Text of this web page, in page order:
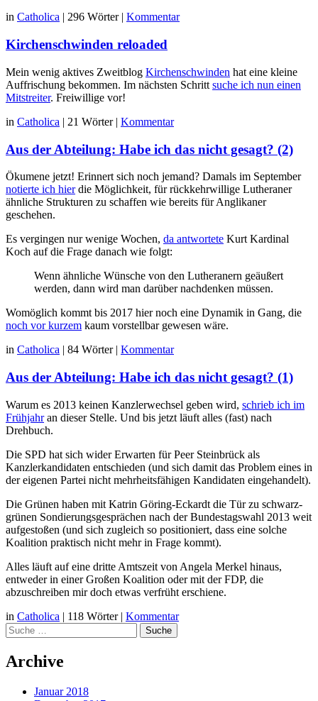
in Catholica 296 Wörter Kommentar
Kirchenschwinden reloaded
Mein wenig aktives Zweitblog Kirchenschwinden hat eine kleine
Auffrischung bekommen. Im nächsten Schritt suche ich nun einen
Mitstreiter. Freiwillige vor!
in Catholica | 21 Wörter | Kommentar
Aus der Abteilung: Habe ich das nicht gesagt? (2)
Ökumene jetzt! Erinnert sich noch jemand? Damals im September
notierte ich hierdie Möglichkeit, für rückkehrwillige Lutheraner
ähnliche Strukturen zu schaffen wie bereits für Anglikaner
geschehen.
Es vergingen nur wenige Wochen, da antwortete Kurt Kardinal
Koch auf die Frage danach wie folgt:
Wenn ähnliche Wünsche von den Lutheranern geäußert
werden, dann wird man darüber nachdenken müssen.
Womöglich kommt bis 2017 hier noch eine Dynamik in Gang, die
noch vor kurzem kaum vorstellbar gewesen wäre.
in Catholica | 84 Wörter | Kommentar
Aus der Abteilung: Habe ich das nicht gesagt? (1)
Warum es 2013 keinen Kanzlerwechsel geben wird, schrieb ich im
Frühjahran dieser Stelle. Und bis jetzt läuft alles (fast) nach
Drehbuch.
Die SPD hat sich wider Erwarten für Peer Steinbrück als
Kanzlerkandidaten entschieden (und sich damit das Problem eines in
der eigenen Partei nicht mehrheitsfähigen Kandidaten eingehandelt).
Die Grünen haben mit Katrin Göring-Eckardt die Tür zu schwarz-
grünen Sondierungsgesprächen nach der Bundestagswahl 2013 weit
aufgestoßen (und sich zugleich so positioniert, dass eine solche
Koalition praktisch nicht mehr in Frage kommt).
Alles läuft auf eine dritte Amtszeit von Angela Merkel hinaus,
entweder in einer Großen Koalition oder mit der FDP, die
abzuschreiben mir doch etwas verfrüht erschiene.
in Catholica | 118 Wörter | Kommentar
Suche
Archive
Januar 2018